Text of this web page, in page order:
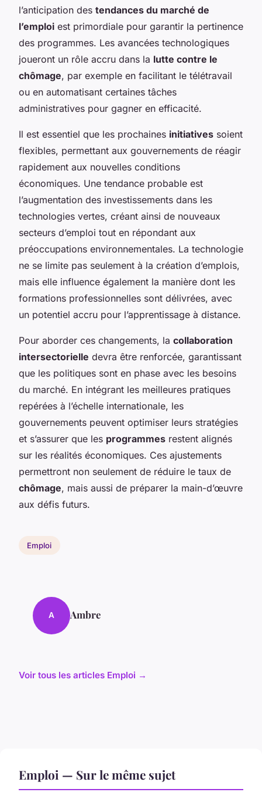
l’anticipation des tendances du marché de
l’emploi est primordiale pour garantir la pertinence
des programmes. Les avancées technologiques
joueront un rôle accru dans la lutte contre le
chômage, par exemple en facilitant le télétravail
ou en automatisant certaines tâches
administratives pour gagner en efficacité.
Il est essentiel que les prochaines initiatives soient
flexibles, permettant aux gouvernements de réagir
rapidement aux nouvelles conditions
économiques. Une tendance probable est
l’augmentation des investissements dans les
technologies vertes, créant ainsi de nouveaux
secteurs d’emploi tout en répondant aux
préoccupations environnementales. La technologie
ne se limite pas seulement à la création d’emplois,
mais elle influence également la manière dont les
formations professionnelles sont délivrées, avec
un potentiel accru pour l’apprentissage à distance.
Pour aborder ces changements, la collaboration
intersectorielle devra être renforcée, garantissant
que les politiques sont en phase avec les besoins
du marché. En intégrant les meilleures pratiques
repérées à l’échelle internationale, les
gouvernements peuvent optimiser leurs stratégies
et s’assurer que les programmes restent alignés
sur les réalités économiques. Ces ajustements
permettront non seulement de réduire le taux de
chômage, mais aussi de préparer la main-d’œuvre
aux défis futurs.
Emploi
A Ambre
Voir tous les articles Emploi →
Emploi — Sur le même sujet